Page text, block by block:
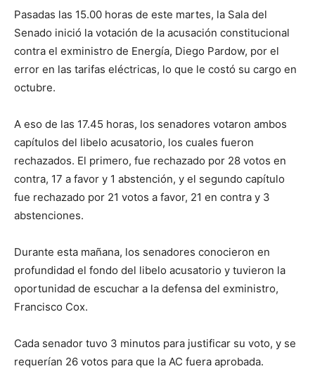
Pasadas las 15.00 horas de este martes, la Sala del
Senado inició la votación de la acusación constitucional
contra el exministro de Energía, Diego Pardow, por el
error en las tarifas eléctricas, lo que le costó su cargo en
octubre.
A eso de las 17.45 horas, los senadores votaron ambos
capítulos del libelo acusatorio, los cuales fueron
rechazados. El primero, fue rechazado por 28 votos en
contra, 17 a favor y 1 abstención, y el segundo capítulo
fue rechazado por 21 votos a favor, 21 en contra y 3
abstenciones.
Durante esta mañana, los senadores conocieron en
profundidad el fondo del libelo acusatorio y tuvieron la
oportunidad de escuchar a la defensa del exministro,
Francisco Cox.
Cada senador tuvo 3 minutos para justificar su voto, y se
requerían 26 votos para que la AC fuera aprobada.